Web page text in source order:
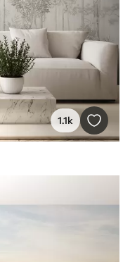
1.1k